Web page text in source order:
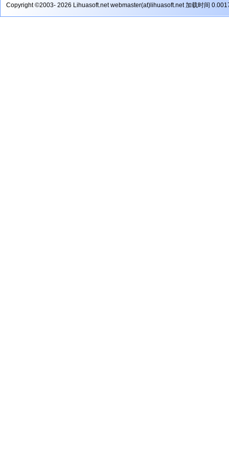
Copyright ©2003- 2026 Lihuasoft.net webmaster(at)lihuasoft.net 加载时间